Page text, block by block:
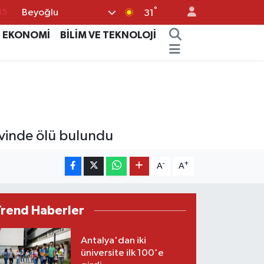
Beyoğlu 31 °
EKONOMİ
BİLİM VE TEKNOLOJİ
ölü bulundu
A- A+
Haberler
Antalya'dan iki
üniversite ilk 100'e